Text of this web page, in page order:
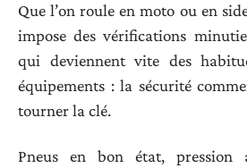
Que l’on roule en moto ou en
impose des vérifications
qui deviennent vite des
équipements : la sécurité
tourner la clé.
Pneus en bon état, pression